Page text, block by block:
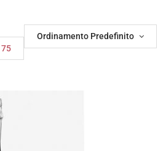
Ordinamento Predefinito
75